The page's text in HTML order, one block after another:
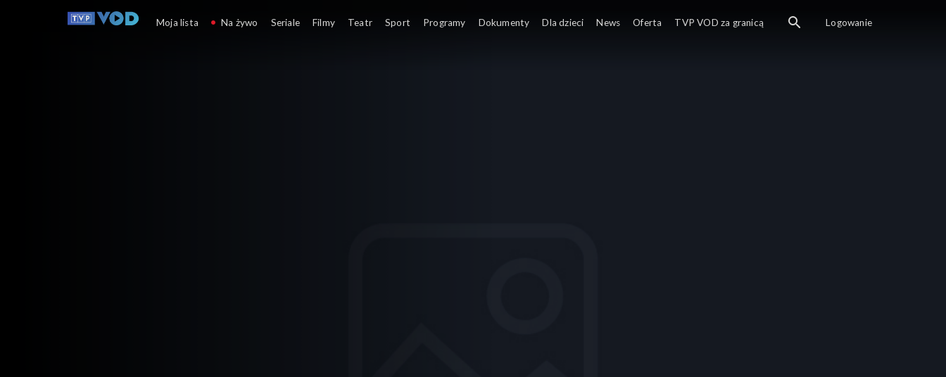
Moja lista Na żywo Seriale Filmy Teatr Sport Programy Dokumenty Dla dzieci News Oferta TVP VOD za granicą Logowanie